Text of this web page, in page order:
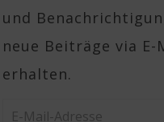
und
neue Beiträge via E-
erhalten.
E-Mail-Adresse